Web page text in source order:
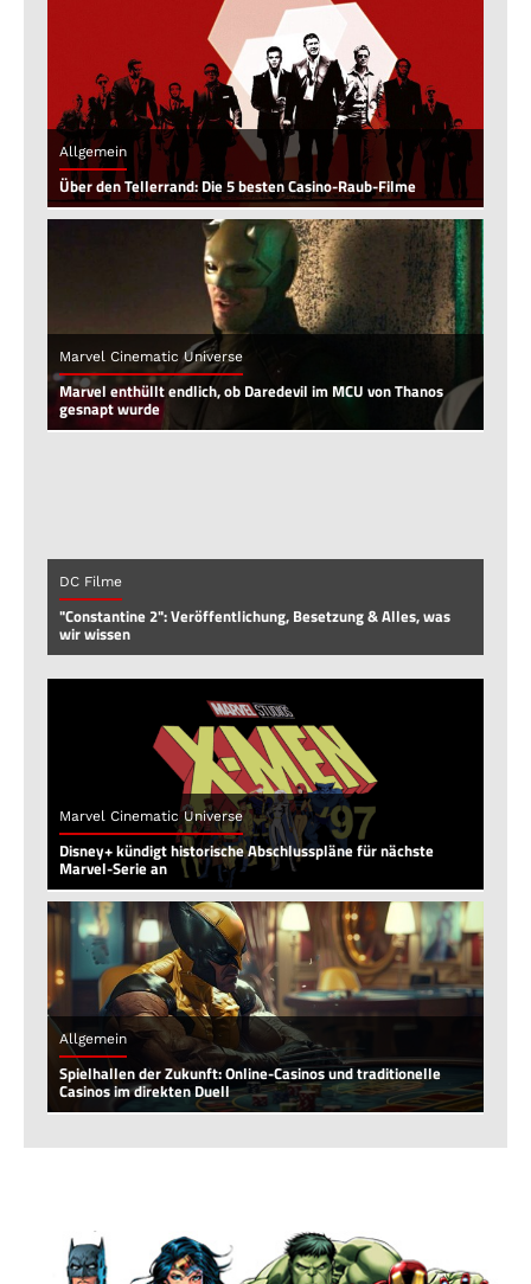
Allgemein
Über den Tellerrand: Die 5 besten Casino-Raub-Filme
Marvel Cinematic Universe
Marvel enthüllt endlich, ob Daredevil im MCU von Thanos
gesnapt wurde
DC Filme
"Constantine 2": Veröffentlichung, Besetzung & Alles, was
wir wissen
Marvel Cinematic Universe
Disney+ kündigt historische Abschlusspläne für nächste
Marvel-Serie an
Allgemein
Spielhallen der Zukunft: Online-Casinos und traditionelle
Casinos im direkten Duell